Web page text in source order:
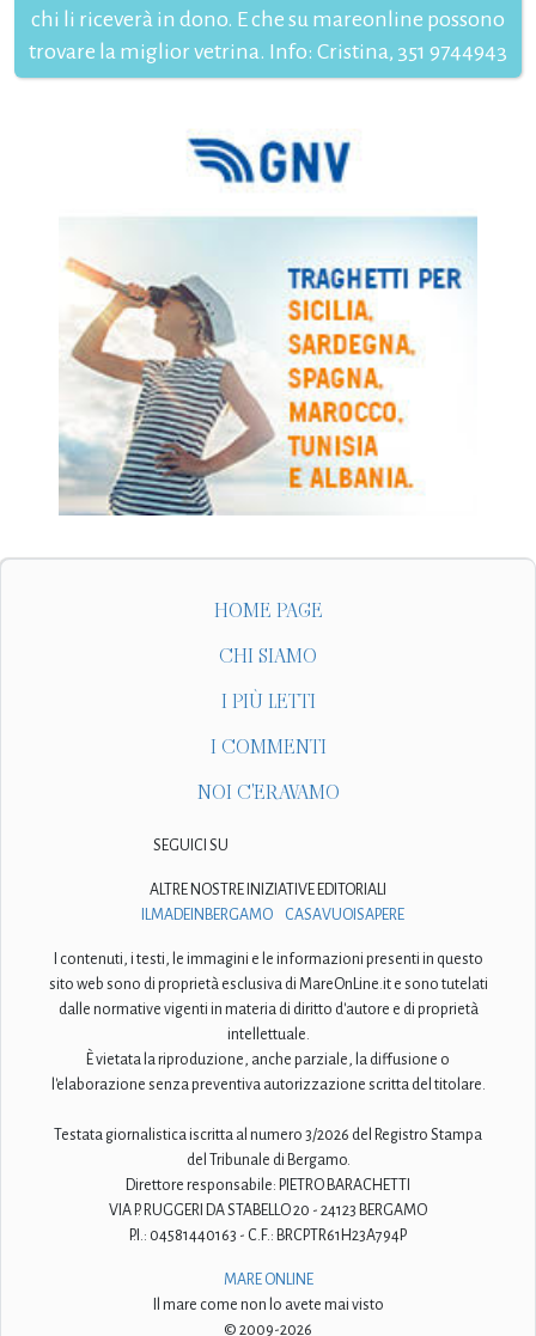
chi li riceverà in dono. E che su mareonline possono
trovare la miglior vetrina. Info: Cristina, 351 9744943
HOME PAGE
CHI SIAMO
I PIÙ LETTI
I COMMENTI
NOI C'ERAVAMO
SEGUICI SU
ALTRE NOSTRE INIZIATIVE EDITORIALI
ILMADEINBERGAMO
CASAVUOISAPERE
I contenuti, i testi, le immagini e le informazioni presenti in questo
sito web sono di proprietà esclusiva di MareOnLine.it e sono tutelati
dalle normative vigenti in materia di diritto d'autore e di proprietà
intellettuale.
È vietata la riproduzione, anche parziale, la diffusione o
l'elaborazione senza preventiva autorizzazione scritta del titolare.
Testata giornalistica iscritta al numero 3/2026 del Registro Stampa
del Tribunale di Bergamo.
Direttore responsabile: PIETRO BARACHETTI
VIA P. RUGGERI DA STABELLO 20 - 24123 BERGAMO
P.I.: 04581440163 - C.F.: BRCPTR61H23A794P
MARE ONLINE
Il mare come non lo avete mai visto
© 2009-2026